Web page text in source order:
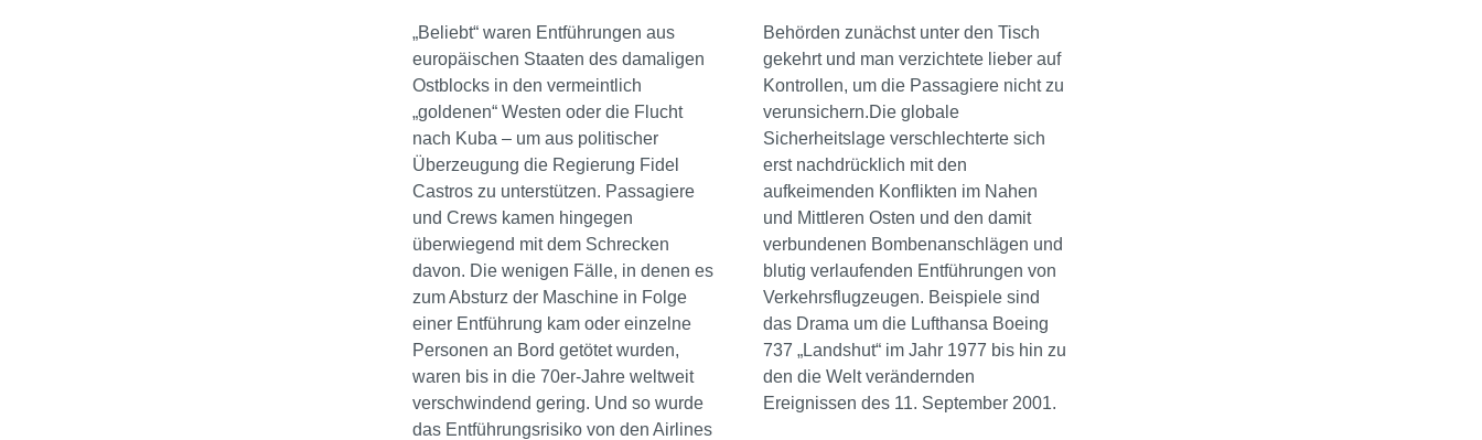
„Beliebt“ waren Entführungen aus
europäischen Staaten des damaligen
Ostblocks in den vermeintlich
„goldenen“ Westen oder die Flucht
nach Kuba – um aus politischer
Überzeugung die Regierung Fidel
Castros zu unterstützen. Passagiere
und Crews kamen hingegen
überwiegend mit dem Schrecken
davon. Die wenigen Fälle, in denen es
zum Absturz der Maschine in Folge
einer Entführung kam oder einzelne
Personen an Bord getötet wurden,
waren bis in die 70er-Jahre weltweit
verschwindend gering. Und so wurde
das Entführungsrisiko von den Airlines
Behörden zunächst unter den Tisch
gekehrt und man verzichtete lieber auf
Kontrollen, um die Passagiere nicht zu
verunsichern.Die globale
Sicherheitslage verschlechterte sich
erst nachdrücklich mit den
aufkeimenden Konflikten im Nahen
und Mittleren Osten und den damit
verbundenen Bombenanschlägen und
blutig verlaufenden Entführungen von
Verkehrsflugzeugen. Beispiele sind
das Drama um die Lufthansa Boeing
737 „Landshut“ im Jahr 1977 bis hin zu
den die Welt verändernden
Ereignissen des 11. September 2001.